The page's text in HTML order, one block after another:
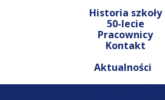
Historia szkoły
50-lecie
Pracownicy
Kontakt
Aktualności
Z życia szkoły